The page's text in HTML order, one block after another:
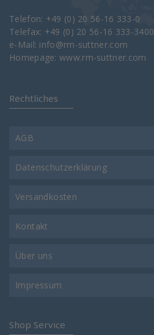
Telefon: +49 (0) 20 56-16 333-0
Telefax: +49 (0) 20 56-16 333-3400
e-Mail: info@rm-suttner.com
Homepage:www.rm-suttner.com
Rechtliches
AGB
Datenschutzerklärung
Versandkosten
Kontakt
Über uns
Impressum
Shop Service